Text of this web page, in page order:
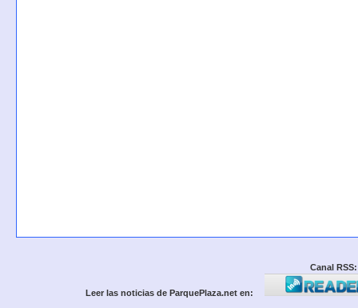
Canal RSS:
Leer las noticias de ParquePlaza.net en: